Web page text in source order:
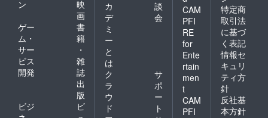
ン
映
画
ゲー
ム・
サー
ビス
開発
書
籍
・
雑
誌
出
版
ビジ
ビ
カ
デ
ミ
ー
と
は
談
会
ク
ラ
ウ
ド
サ
ポ
ー
ト
CAM
PFI
RE
for
Ente
rtain
men
t
CAM
PFI
特定商
取引法
に基づ
く表記
情報セ
キュリ
ティ方
針
反社基
本方針